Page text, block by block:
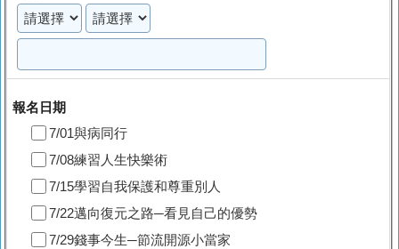
報名日期
7/01與病同行
7/08練習人生快樂術
7/15學習自我保護和尊重別人
7/22邁向復元之路─看見自己的優勢
7/29錢事今生─節流開源小當家